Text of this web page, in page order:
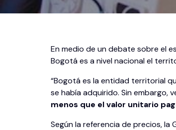
En medio de un debate sobre el
Bogotá es a nivel nacional el
“Bogotá es la entidad territorial
se había adquirido. Sin embargo,
menos que el valor unitario
Según la referencia de precios, la